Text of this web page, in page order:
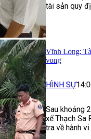
tài sản quy
Vĩnh Long:
vong
HÌNH SỰ
Sau khoảng
xế Thạch Sa
tra về hành